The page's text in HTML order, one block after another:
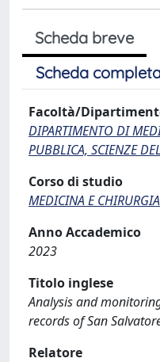
Scheda breve
Scheda
Facoltà/
DIPARTIMENTO DI
PUBBLICA, SCIENZE
Corso di studio
MEDICINA E CHIRURGIA
Anno Accademico
2023
Titolo inglese
Analysis and
records of San
Relatore